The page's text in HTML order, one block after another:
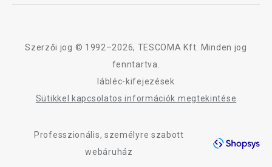
Adatkezelési Tájékoztató
Szerzői jog © 1992–2026, TESCOMA Kft. Minden jog
fenntartva.
lábléc-kifejezések
Sütikkel kapcsolatos információk megtekintése
Professzionális, személyre szabott
webáruház